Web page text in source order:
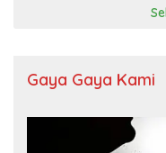
Gaya Gaya Kami